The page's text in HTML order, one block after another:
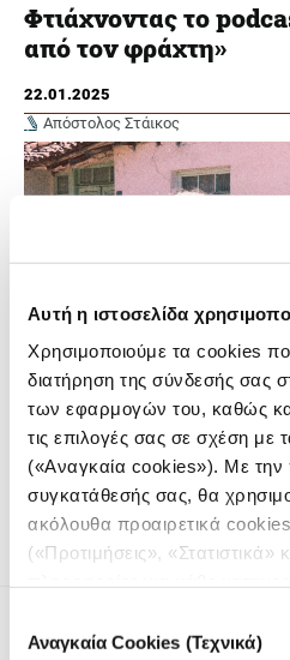
Αυτή η ιστοσελίδα
Χρησιμοποιούμε τα cookies
διατήρηση της σύνδεσής σας
των εφαρμογών του, καθώς
τις επιλογές σας σε σχέση με
(«Αναγκαία cookies»). Με την
συγκατάθεσής σας, θα
ακόλουθα προαιρετικά cookies
(«Προτιμήσεις», «Στατιστικά»
συγκατάθεσης
Αναγκαία Cookies (Τεχνικά)
Φτιάχνοντας το
από τον φράχτη»
22.01.2025
Απόστολος Στάικος
Ο δημοσιογράφος Απόστολος
Έβρο για να καταγράψει τη ζωή
νέο podcast του iMEdD.